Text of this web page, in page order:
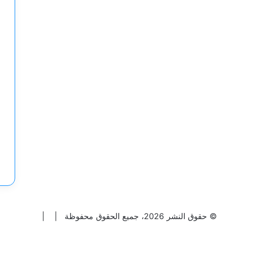
© حقوق النشر 2026، جميع الحقوق محفوظة |